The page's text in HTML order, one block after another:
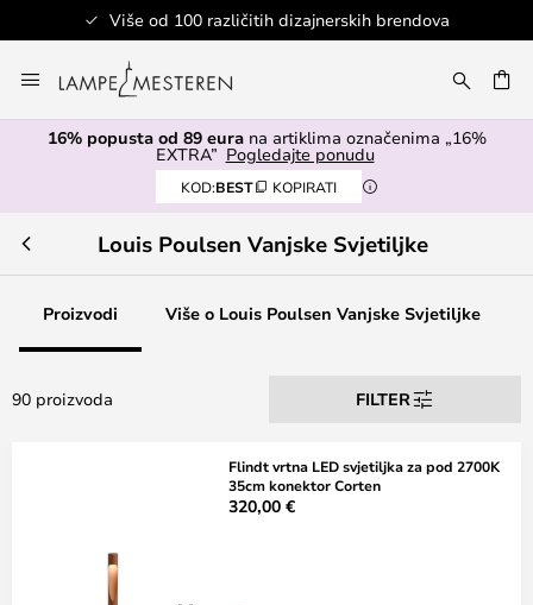
brendova Sigurno plaćanje
to
Content
16% popusta od 89 eurana artiklima označenima „16%
EXTRA” Pogledajte ponudu
KOD:BEST KOPIRATI
Louis Poulsen Vanjske Svjetiljke
Proizvodi Više o Louis Poulsen Vanjske Svjetiljke
90 proizvoda FILTER
Flindt vrtna LED svjetiljka za pod 2700K
35cm konektor Corten
320,00 €